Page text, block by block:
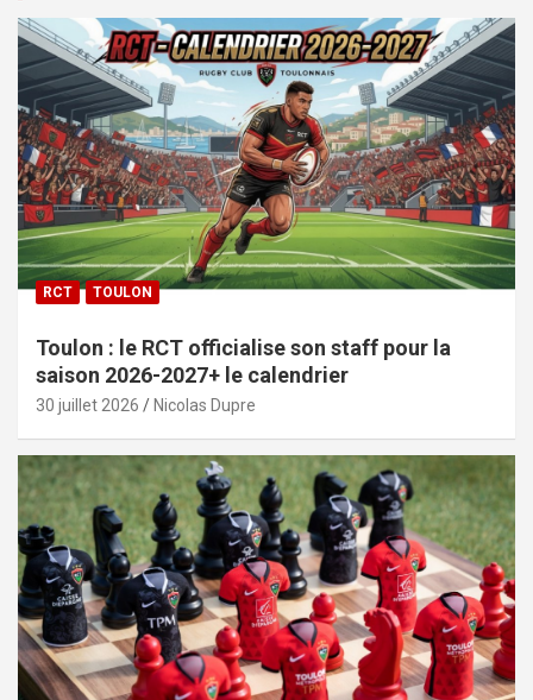
RCT TOULON
Toulon : le RCT officialise son staff pour la
saison 2026-2027+ le calendrier
30 juillet 2026 Nicolas Dupre